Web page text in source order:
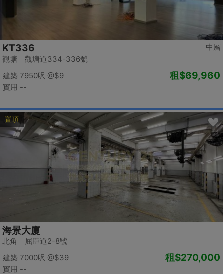
中層
KT336
觀塘 觀塘道334-336號
建築 7950呎 @$9
實用 --
租$69,960
置頂
海景大廈
北角 屈臣道2-8號
建築 7000呎 @$39
實用 --
租$270,000